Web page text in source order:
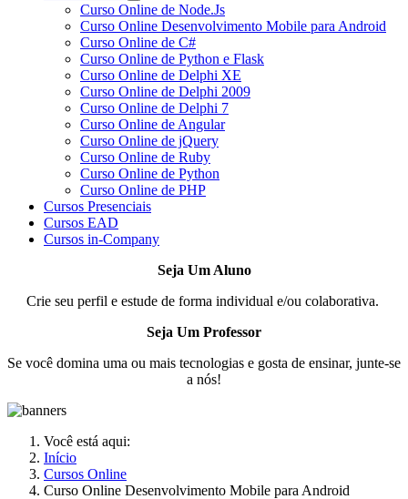
Curso Online de Node.Js
Curso Online Desenvolvimento Mobile para Android
Curso Online de C#
Curso Online de Python e Flask
Curso Online de Delphi XE
Curso Online de Delphi 2009
Curso Online de Delphi 7
Curso Online de Angular
Curso Online de jQuery
Curso Online de Ruby
Curso Online de Python
Curso Online de PHP
Cursos Presenciais
Cursos EAD
Cursos in-Company
Seja Um Aluno
Crie seu perfil e estude de forma individual e/ou colaborativa.
Seja Um Professor
Se você domina uma ou mais tecnologias e gosta de ensinar, junte-se
a nós!
Você está aqui:
Início
Cursos Online
Curso Online Desenvolvimento Mobile para Android